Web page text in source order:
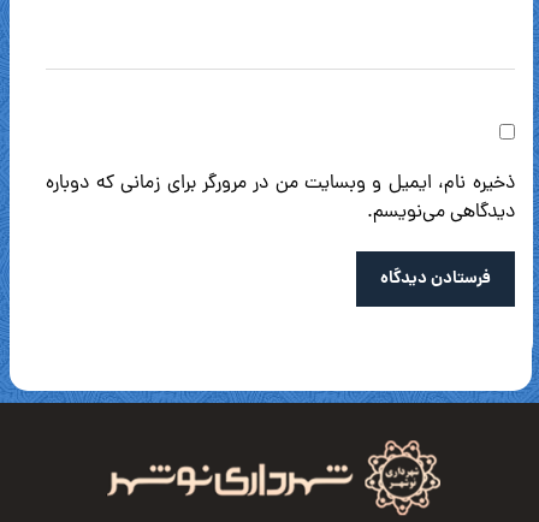
ذخیره نام، ایمیل و وبسایت من در مرورگر برای زمانی که دوباره
دیدگاهی می‌نویسم.
فرستادن دیدگاه